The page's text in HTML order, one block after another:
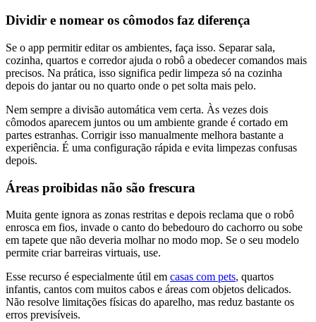
Dividir e nomear os cômodos faz diferença
Se o app permitir editar os ambientes, faça isso. Separar sala,
cozinha, quartos e corredor ajuda o robô a obedecer comandos mais
precisos. Na prática, isso significa pedir limpeza só na cozinha
depois do jantar ou no quarto onde o pet solta mais pelo.
Nem sempre a divisão automática vem certa. Às vezes dois
cômodos aparecem juntos ou um ambiente grande é cortado em
partes estranhas. Corrigir isso manualmente melhora bastante a
experiência. É uma configuração rápida e evita limpezas confusas
depois.
Áreas proibidas não são frescura
Muita gente ignora as zonas restritas e depois reclama que o robô
enrosca em fios, invade o canto do bebedouro do cachorro ou sobe
em tapete que não deveria molhar no modo mop. Se o seu modelo
permite criar barreiras virtuais, use.
Esse recurso é especialmente útil em casas com pets, quartos
infantis, cantos com muitos cabos e áreas com objetos delicados.
Não resolve limitações físicas do aparelho, mas reduz bastante os
erros previsíveis.